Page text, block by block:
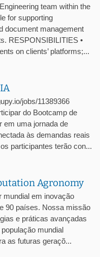
team within the
for supporting
document management
RESPONSIBILITIES •
on clients’ platforms;...
jobs/11389366
do Bootcamp de
em uma jornada de
às demandas reais
participantes terão con...
Agronomy
mundial em inovação
90 países. Nossa missão
e práticas avançadas
mundial
as futuras geraçõ...